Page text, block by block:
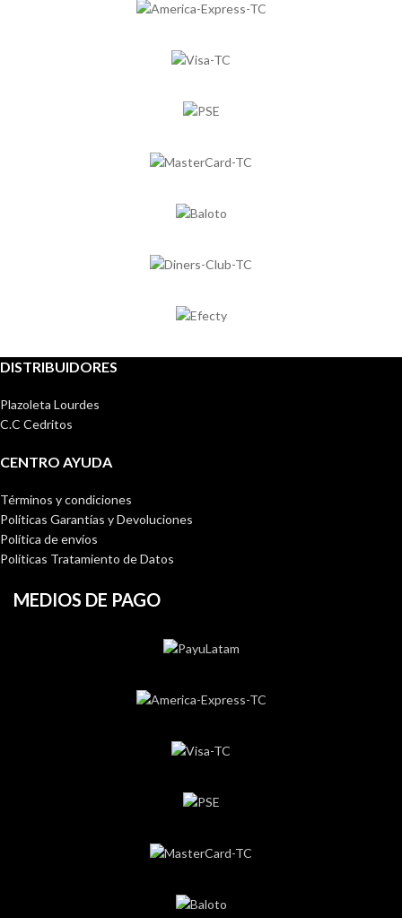
DISTRIBUIDORES
Plazoleta Lourdes
C.C Cedritos
CENTRO AYUDA
Términos y condiciones
Políticas Garantías y Devoluciones
Política de envíos
Políticas Tratamiento de Datos
MEDIOS DE PAGO